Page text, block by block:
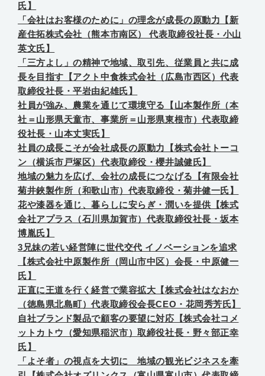
氏】
「会社はお客様のために」の理念が成長の原動力【新
産住拓株式会社（熊本市南区） 代表取締役社長・小山
英文氏】
「三方よし」の精神で地域、取引先、従業員と共に成
長を目指す【アクト中食株式会社（広島市西区）代表
取締役社長・平岩由紀雄氏】
社員が強み、農業を通じて環境守る【山本製作所（本
社＝山形県天童市、事業所＝山形県東根市）代表取締
役社長・山本丈実氏】
社員の成長こそが会社成長の原動力【株式会社トーコ
ン（横浜市戸塚区）代表取締役・櫻井誠健氏】
地域の魅力を広げ、会社の成長につなげる【有限会社
菊井鋏製作所（和歌山市）代表取締役・菊井健一氏】
花や漆器を通じ、暮らしに安らぎ・潤いを提供【株式
会社アプラス（石川県加賀市）代表取締役社長・坂本
博胤氏】
3兄妹の若い経営陣に世代交代 イノベーションを追求
【株式会社中原製作所（岡山市中区）会長・中原健一
氏】
正直に王道を行く経営で業容拡大【株式会社はなおか
（徳島県北島町）代表取締役会長CEO・花岡秀芳氏】
自社ブランド製品で顧客の要望に対応【株式会社コメ
ットカトウ（愛知県稲沢市）取締役社長・野々部正幸
氏】
「よそ者」の視点を大切に 地域の観光ビジネスを牽